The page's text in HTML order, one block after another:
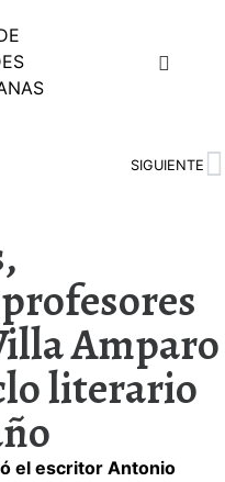
SIGUIENTE
Amparo
literario
el escritor Antonio